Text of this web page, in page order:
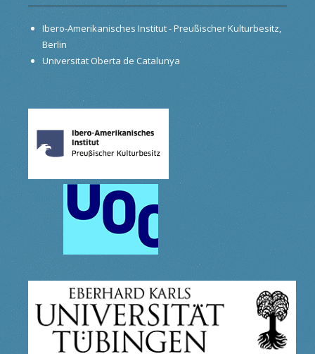
Ibero-Amerikanisches Institut - Preußischer Kulturbesitz,
Berlin
Universitat Oberta de Catalunya